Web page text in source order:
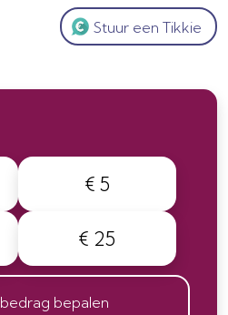
Stuur een Tikkie
€ 5
€ 25
bepalen